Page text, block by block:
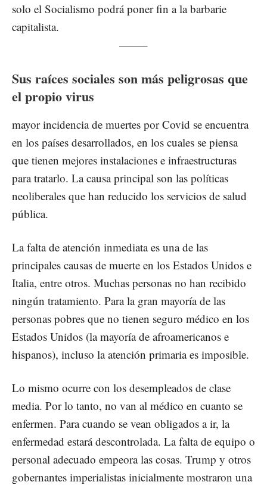
solo el Socialismo podrá poner fin a la barbarie
capitalista.
——–
Sus raíces sociales son más peligrosas que
el propio virus
mayor incidencia de muertes por Covid se encuentra
en los países desarrollados, en los cuales se piensa
que tienen mejores instalaciones e infraestructuras
para tratarlo. La causa principal son las políticas
neoliberales que han reducido los servicios de salud
pública.
La falta de atención inmediata es una de las
principales causas de muerte en los Estados Unidos e
Italia, entre otros. Muchas personas no han recibido
ningún tratamiento. Para la gran mayoría de las
personas pobres que no tienen seguro médico en los
Estados Unidos (la mayoría de afroamericanos e
hispanos), incluso la atención primaria es imposible.
Lo mismo ocurre con los desempleados de clase
media. Por lo tanto, no van al médico en cuanto se
enfermen. Para cuando se vean obligados a ir, la
enfermedad estará descontrolada. La falta de equipo o
personal adecuado empeora las cosas. Trump y otros
gobernantes imperialistas inicialmente mostraron una